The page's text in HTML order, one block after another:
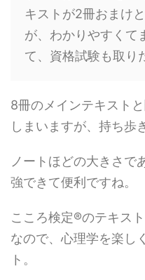
キストが2冊おまけ
が、わかりやすくて
て、資格試験も取り
8冊のメインテキスト
しまいますが、持ち歩
ノートほどの大きさで
強できて便利ですね。
こころ検定®のテキス
なので、心理学を楽し
ト。